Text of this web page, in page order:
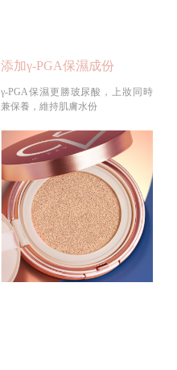
添加γ-PGA保濕成份
γ-PGA保濕更勝玻尿酸，上妝同時
兼保養，維持肌膚水份